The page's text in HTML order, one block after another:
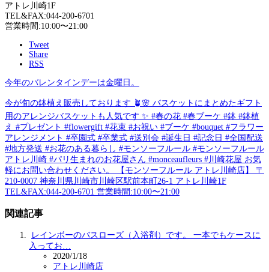
アトレ川崎1F
TEL&FAX:044-200-6701
営業時間:10:00〜21:00
Tweet
Share
RSS
今年のバレンタインデーは金曜日。
今が旬の鉢植え販売しております 🪴🌸 バスケットにまとめたギフト
用のアレンジバスケットも人気です ✨ #春の花 #春ブーケ #鉢 #鉢植
え #プレゼント #flowergift #花束 #お祝い #ブーケ #bouquet #フラワー
アレンジメント #卒園式 #卒業式 #送別会 #誕生日 #記念日 #全国配送
#地方発送 #お花のある暮らし #モンソーフルール #モンソーフルール
アトレ川崎 #パリ生まれのお花屋さん #monceaufleurs #川崎花屋 お気
軽にお問い合わせください。 【モンソーフルール アトレ川崎店】 〒
210-0007 神奈川県川崎市川崎区駅前本町26-1 アトレ川崎1F
TEL&FAX:044-200-6701 営業時間:10:00〜21:00
関連記事
レインボーのバスローズ（入浴剤）です。 一本でもケースに
入ってお…
2020/1/18
アトレ川崎店